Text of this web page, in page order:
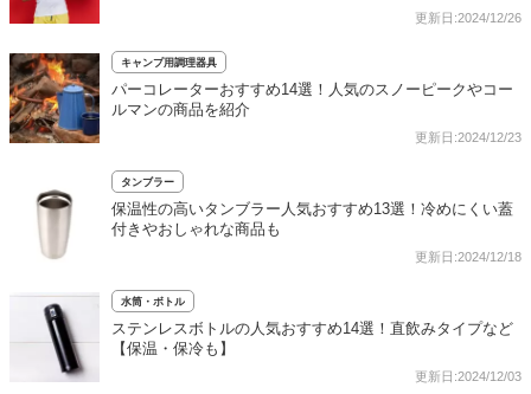
更新日:2024/12/26
キャンプ用調理器具
パーコレーターおすすめ14選！人気のスノーピークやコー
ルマンの商品を紹介
更新日:2024/12/23
タンブラー
保温性の高いタンブラー人気おすすめ13選！冷めにくい蓋
付きやおしゃれな商品も
更新日:2024/12/18
水筒・ボトル
ステンレスボトルの人気おすすめ14選！直飲みタイプなど
【保温・保冷も】
更新日:2024/12/03